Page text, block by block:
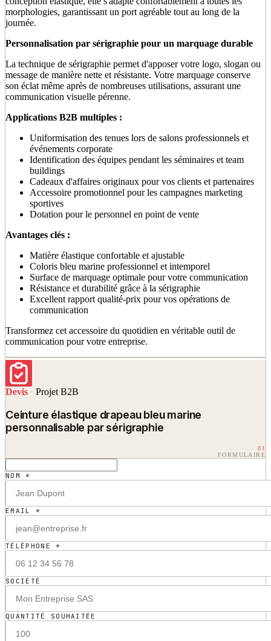
morphologies, garantissant un port agréable tout au long de la
journée.
Personnalisation par sérigraphie pour un marquage durable
La technique de sérigraphie permet d'apposer votre logo, slogan ou
message de manière nette et résistante. Votre marquage conserve
son éclat même après de nombreuses utilisations, assurant une
communication visuelle pérenne.
Applications B2B multiples :
Uniformisation des tenues lors de salons professionnels et
événements corporate
Identification des équipes pendant les séminaires et team
buildings
Cadeaux d'affaires originaux pour vos clients et partenaires
Accessoire promotionnel pour les campagnes marketing
sportives
Dotation pour le personnel en point de vente
Avantages clés :
Matière élastique confortable et ajustable
Coloris bleu marine professionnel et intemporel
Surface de marquage optimale pour votre communication
Résistance et durabilité grâce à la sérigraphie
Excellent rapport qualité-prix pour vos opérations de
communication
Transformez cet accessoire du quotidien en véritable outil de
communication pour votre entreprise.
Devis · Projet B2B
Ceinture élastique drapeau bleu marine
personnalisable par sérigraphie
01
FORMULAIRE
NOM *
EMAIL *
TÉLÉPHONE *
SOCIÉTÉ
QUANTITÉ SOUHAITÉE